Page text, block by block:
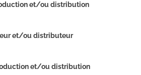
et/ou distribution
et/ou distributeur
et/ou distribution